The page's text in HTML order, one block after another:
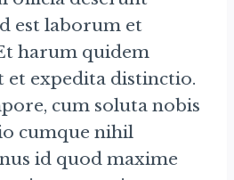
est laborum et
harum quidem
et expedita distinctio.
cum soluta nobis
cumque nihil
id quod maxime